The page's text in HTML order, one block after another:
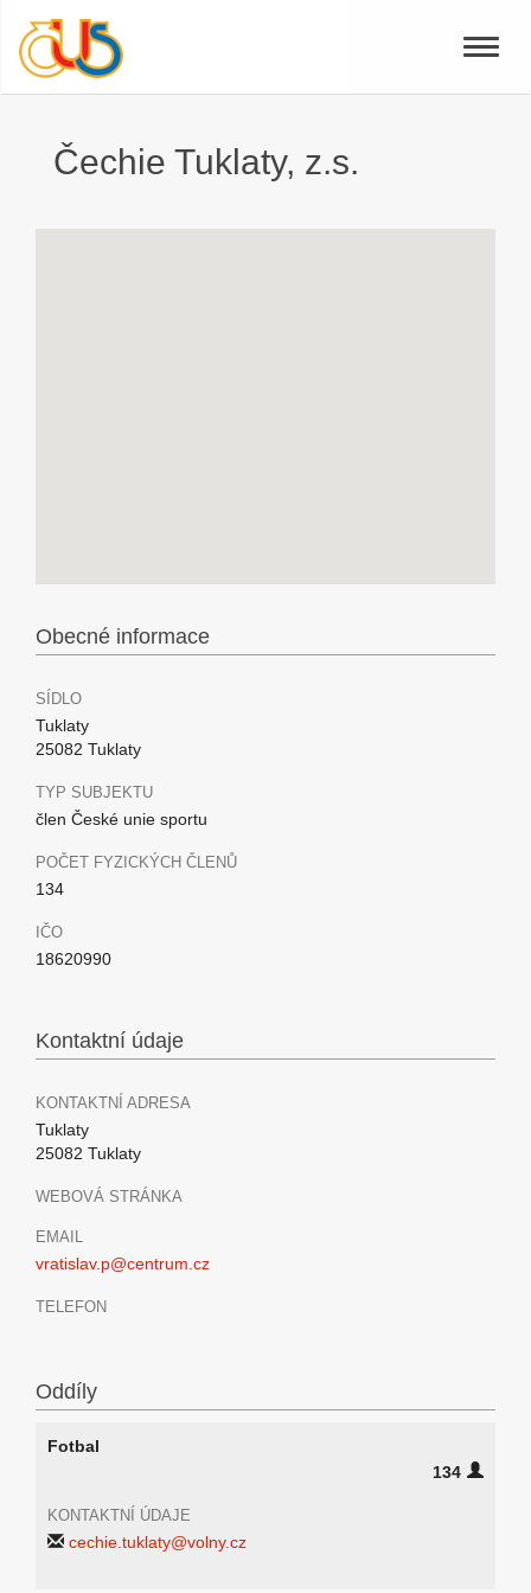
Toggle
Čechie Tuklaty, z.s.
Obecné informace
SÍDLO
Tuklaty
25082 Tuklaty
TYP SUBJEKTU
člen České unie sportu
POČET FYZICKÝCH ČLENŮ
134
IČO
18620990
Kontaktní údaje
KONTAKTNÍ ADRESA
Tuklaty
25082 Tuklaty
WEBOVÁ STRÁNKA
EMAIL
vratislav.p@centrum.cz
TELEFON
Oddíly
Fotbal
134
KONTAKTNÍ ÚDAJE
cechie.tuklaty@volny.cz